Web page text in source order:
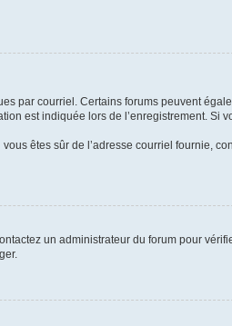
par courriel. Certains forums peuvent
est indiquée lors de l’enregistrement. Si
êtes sûr de l’adresse courriel fournie,
un administrateur du forum pour